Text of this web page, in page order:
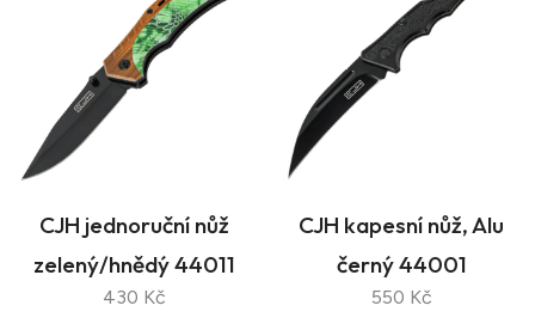
CJH jednoruční nůž
zelený/hnědý 44011
430 Kč
CJH kapesní nůž, Alu
černý 44001
550 Kč